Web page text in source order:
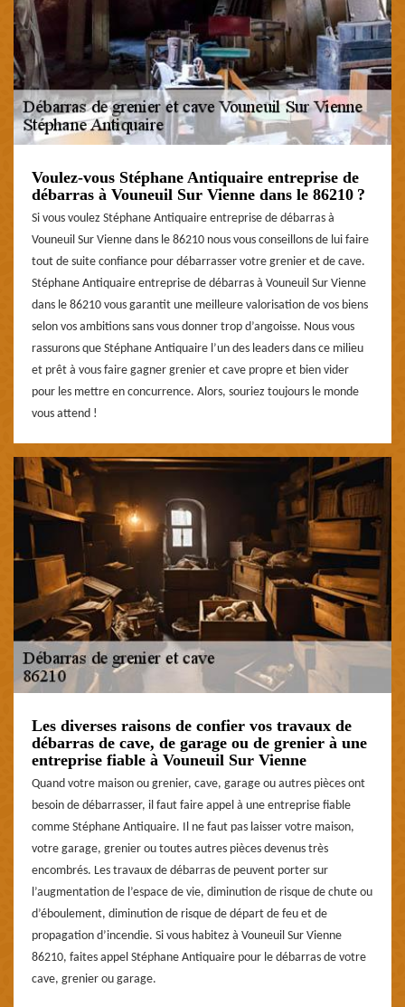
Voulez-vous Stéphane Antiquaire entreprise de
débarras à Vouneuil Sur Vienne dans le 86210 ?
Si vous voulez Stéphane Antiquaire entreprise de débarras à
Vouneuil Sur Vienne dans le 86210 nous vous conseillons de lui faire
tout de suite confiance pour débarrasser votre grenier et de cave.
Stéphane Antiquaire entreprise de débarras à Vouneuil Sur Vienne
dans le 86210 vous garantit une meilleure valorisation de vos biens
selon vos ambitions sans vous donner trop d’angoisse. Nous vous
rassurons que Stéphane Antiquaire l’un des leaders dans ce milieu
et prêt à vous faire gagner grenier et cave propre et bien vider
pour les mettre en concurrence. Alors, souriez toujours le monde
vous attend !
Les diverses raisons de confier vos travaux de
débarras de cave, de garage ou de grenier à une
entreprise fiable à Vouneuil Sur Vienne
Quand votre maison ou grenier, cave, garage ou autres pièces ont
besoin de débarrasser, il faut faire appel à une entreprise fiable
comme Stéphane Antiquaire. Il ne faut pas laisser votre maison,
votre garage, grenier ou toutes autres pièces devenus très
encombrés. Les travaux de débarras de peuvent porter sur
l’augmentation de l’espace de vie, diminution de risque de chute ou
d’éboulement, diminution de risque de départ de feu et de
propagation d’incendie. Si vous habitez à Vouneuil Sur Vienne
86210, faites appel Stéphane Antiquaire pour le débarras de votre
cave, grenier ou garage.